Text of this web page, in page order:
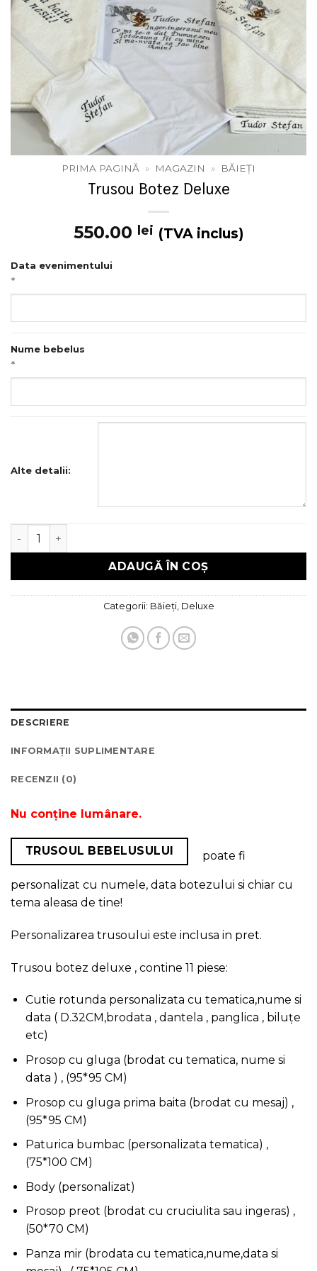
PRIMA PAGINĂ » MAGAZIN » BĂIEȚI
Trusou Botez Deluxe
550.00 lei (TVA inclus)
Data evenimentului
*
Nume bebelus
*
Alte detalii:
Cantitate Trusou Botez Deluxe
ADAUGĂ ÎN COȘ
Categorii: Băieți, Deluxe
DESCRIERE
INFORMAȚII SUPLIMENTARE
RECENZII (0)
Nu conține lumânare.
TRUSOUL BEBELUSULUI poate fi
personalizat cu numele, data botezului si chiar cu
tema aleasa de tine!
Personalizarea trusoului este inclusa in pret.
Trusou botez deluxe , contine 11 piese:
Cutie rotunda personalizata cu tematica,nume si
data ( D.32CM,brodata , dantela , panglica , biluțe
etc)
Prosop cu gluga (brodat cu tematica, nume si
data ) , (95*95 CM)
Prosop cu gluga prima baita (brodat cu mesaj) ,
(95*95 CM)
Paturica bumbac (personalizata tematica) ,
(75*100 CM)
Body (personalizat)
Prosop preot (brodat cu cruciulita sau ingeras) ,
(50*70 CM)
Panza mir (brodata cu tematica,nume,data si